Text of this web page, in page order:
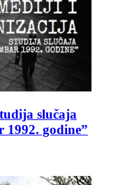
slučaja
1992. godine”